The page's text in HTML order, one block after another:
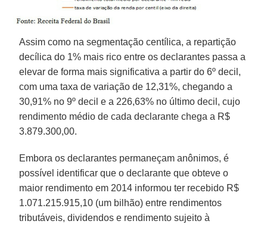
Assim como na segmentação centílica, a repartição
decílica do 1% mais rico entre os declarantes passa a
elevar de forma mais significativa a partir do 6º decil,
com uma taxa de variação de 12,31%, chegando a
30,91% no 9º decil e a 226,63% no último decil, cujo
rendimento médio de cada declarante chega a R$
3.879.300,00.
Embora os declarantes permaneçam anônimos, é
possível identificar que o declarante que obteve o
maior rendimento em 2014 informou ter recebido R$
1.071.215.915,10 (um bilhão) entre rendimentos
tributáveis, dividendos e rendimento sujeito à